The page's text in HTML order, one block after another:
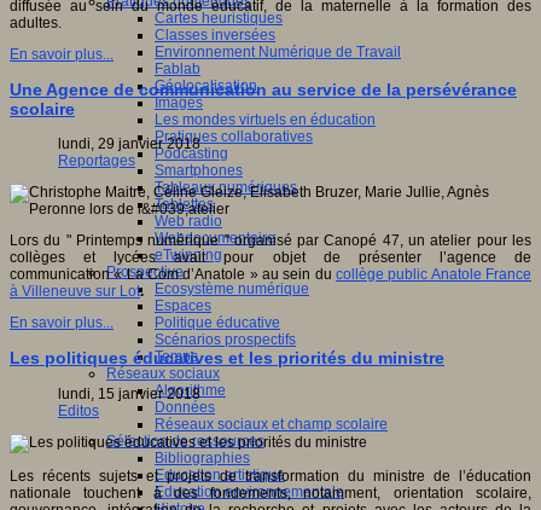
Cartes heuristiques
Classes inversées
Environnement Numérique de Travail
Fablab
Géolocalisation
Images
Les mondes virtuels en éducation
Pratiques collaboratives
Podcasting
Smartphones
Tableaux numériques
Tablettes
Web radio
Webdocumentaire
eTwinning
Prospective
Ecosystème numérique
Espaces
Politique éducative
Scénarios prospectifs
Temps
Réseaux sociaux
Algorithme
Données
Réseaux sociaux et champ scolaire
Sélection de ressources
Bibliographies
Education artistique
Education environnementale
diffusée au sein du monde éducatif, de la maternelle à la formation des
adultes.
En savoir plus...
Une Agence de communication au service de la persévérance
scolaire
lundi, 29 janvier 2018
Reportages
Lors du " Printemps numérique " organisé par Canopé 47, un atelier pour les
collèges et lycées avait pour objet de présenter l’agence de
communication « La Com d’Anatole » au sein du collège public Anatole France
à Villeneuve sur Lot.
En savoir plus...
Les politiques éducatives et les priorités du ministre
lundi, 15 janvier 2018
Editos
Les récents sujets et projets de transformation du ministre de l’éducation
nationale touchent à des fondements, notamment, orientation scolaire,